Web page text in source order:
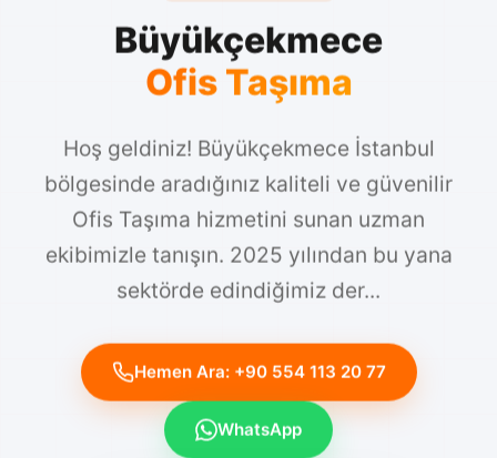
Büyükçekmece
Ofis Taşıma
Hoş geldiniz! Büyükçekmece İstanbul
bölgesinde aradığınız kaliteli ve güvenilir
Ofis Taşıma hizmetini sunan uzman
ekibimizle tanışın. 2025 yılından bu yana
sektörde edindiğimiz der...